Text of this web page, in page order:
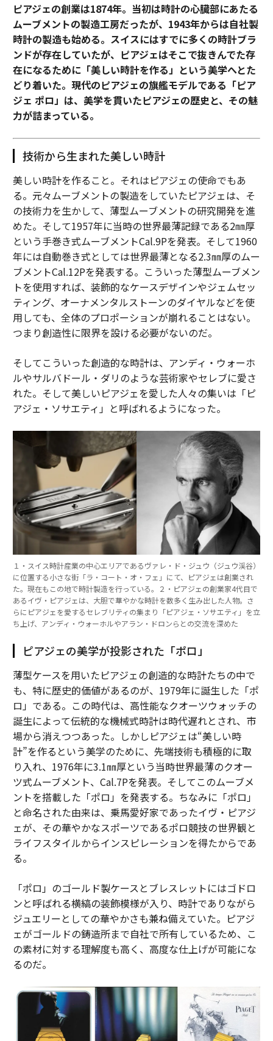
ピアジェの創業は1874年。当初は時計の心臓部にあたる
ムーブメントの製造工房だったが、1943年からは自社製
時計の製造も始める。スイスにはすでに多くの時計ブラ
ンドが存在していたが、ピアジェはそこで抜きんでた存
在になるために「美しい時計を作る」という美学へとた
どり着いた。現代のピアジェの旗艦モデルである「ピア
ジェ ポロ」は、美学を貫いたピアジェの歴史と、その魅
力が詰まっている。
技術から生まれた美しい時計
美しい時計を作ること。それはピアジェの使命でもあ
る。元々ムーブメントの製造をしていたピアジェは、そ
の技術力を生かして、薄型ムーブメントの研究開発を進
めた。そして1957年に当時の世界最薄記録である2㎜厚
という手巻き式ムーブメントCal.9Pを発表。そして1960
年には自動巻き式としては世界最薄となる2.3㎜厚のムー
ブメントCal.12Pを発表する。こういった薄型ムーブメン
トを使用すれば、装飾的なケースデザインやジェムセッ
ティング、オーナメンタルストーンのダイヤルなどを使
用しても、全体のプロポーションが崩れることはない。
つまり創造性に限界を設ける必要がないのだ。
そしてこういった創造的な時計は、アンディ・ウォーホ
ルやサルバドール・ダリのような芸術家やセレブに愛さ
れた。そして美しいピアジェを愛した人々の集いは「ピ
アジェ・ソサエティ」と呼ばれるようになった。
１・スイス時計産業の中心エリアであるヴァレ・ド・ジュウ（ジュウ渓谷）
に位置する小さな街「ラ・コート・オ・フェ」にて、ピアジェは創業され
た。現在もこの地で時計製造を行っている。２・ピアジェの創業家4代目で
あるイヴ・ピアジェは、大胆で華やかな時計を数多く生み出した人物。さ
らにピアジェを愛するセレブリティの集まり「ピアジェ・ソサエティ」を立
ち上げ、アンディ・ウォーホルやアラン・ドロンらとの交流を深めた
ピアジェの美学が投影された「ポロ」
薄型ケースを用いたピアジェの創造的な時計たちの中で
も、特に歴史的価値があるのが、1979年に誕生した「ポ
ロ」である。この時代は、高性能なクオーツウォッチの
誕生によって伝統的な機械式時計は時代遅れとされ、市
場から消えつつあった。しかしピアジェは“美しい時
計”を作るという美学のために、先端技術も積極的に取
り入れ、1976年に3.1㎜厚という当時世界最薄のクオー
ツ式ムーブメント、Cal.7Pを発表。そしてこのムーブメ
ントを搭載した「ポロ」を発表する。ちなみに「ポロ」
と命名された由来は、乗馬愛好家であったイヴ・ピアジ
ェが、その華やかなスポーツであるポロ競技の世界観と
ライフスタイルからインスピレーションを得たからであ
る。
「ポロ」のゴールド製ケースとブレスレットにはゴドロ
ンと呼ばれる横縞の装飾模様が入り、時計でありながら
ジュエリーとしての華やかさも兼ね備えていた。ピアジ
ェがゴールドの鋳造所まで自社で所有しているため、こ
の素材に対する理解度も高く、高度な仕上げが可能にな
るのだ。